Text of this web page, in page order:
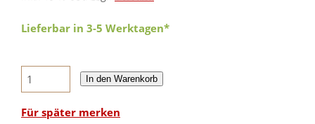
Lieferbar in 3-5 Werktagen*
In den Warenkorb
Für später merken